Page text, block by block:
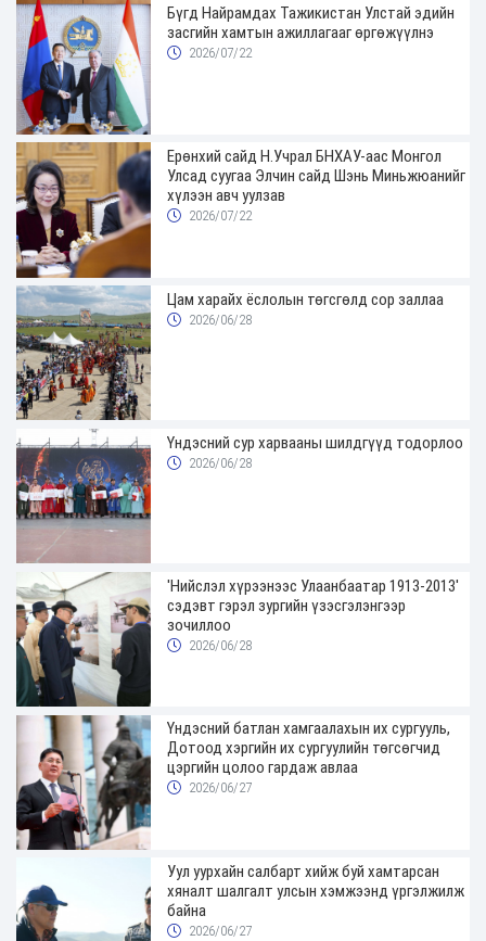
Бүгд Найрамдах Тажикистан Улстай эдийн
засгийн хамтын ажиллагааг өргөжүүлнэ
2026/07/22
Ерөнхий сайд Н.Учрал БНХАУ-аас Монгол
Улсад суугаа Элчин сайд Шэнь Миньжюанийг
хүлээн авч уулзав
2026/07/22
Цам харайх ёслолын төгсгөлд сор заллаа
2026/06/28
Үндэсний сур харвааны шилдгүүд тодорлоо
2026/06/28
'Нийслэл хүрээнээс Улаанбаатар 1913-2013'
сэдэвт гэрэл зургийн үзэсгэлэнгээр
зочиллоо
2026/06/28
Үндэсний батлан хамгаалахын их сургууль,
Дотоод хэргийн их сургуулийн төгсөгчид
цэргийн цолоо гардаж авлаа
2026/06/27
Уул уурхайн салбарт хийж буй хамтарсан
хяналт шалгалт улсын хэмжээнд үргэлжилж
байна
2026/06/27